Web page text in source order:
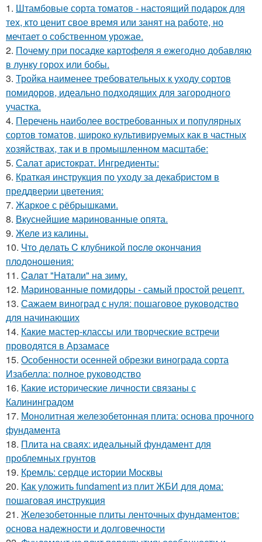
1. Штамбовые сорта томатов - настоящий подарок для
тех, кто ценит свое время или занят на работе, но
мечтает о собственном урожае.
2. Почему при посадке картофеля я ежегодно добавляю
в лунку горох или бобы.
3. Тройка наименее требовательных к уходу сортов
помидоров, идеально подходящих для загородного
участка.
4. Перечень наиболее востребованных и популярных
сортов томатов, широко культивируемых как в частных
хозяйствах, так и в промышленном масштабе:
5. Салат аристократ. Ингредиенты:
6. Краткая инструкция по уходу за декабристом в
преддверии цветения:
7. Жаркое с рёбрышками.
8. Вкуснейшие маринованные опята.
9. Желе из калины.
10. Чтo дeлaть C клубникoй пocлe oкoнчaния
плoдoнoшeния:
11. Caлaт "Нaтaли" нa зиму.
12. Маринованные помидоры - самый простой рецепт.
13. Сажаем виноград с нуля: пошаговое руководство
для начинающих
14. Какие мастер-классы или творческие встречи
проводятся в Арзамасе
15. Особенности осенней обрезки винограда сорта
Изабелла: полное руководство
16. Какие исторические личности связаны с
Калининградом
17. Монолитная железобетонная плита: основа прочного
фундамента
18. Плита на сваях: идеальный фундамент для
проблемных грунтов
19. Кремль: сердце истории Москвы
20. Как уложить fundament из плит ЖБИ для дома:
пошаговая инструкция
21. Железобетонные плиты ленточных фундаментов:
основа надежности и долговечности